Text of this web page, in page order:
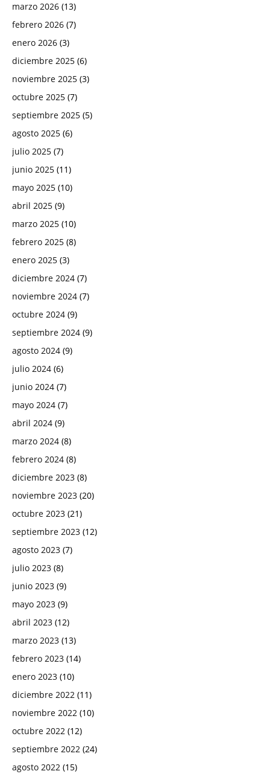
marzo 2026 (13)
febrero 2026 (7)
enero 2026 (3)
diciembre 2025 (6)
noviembre 2025 (3)
octubre 2025 (7)
septiembre 2025 (5)
agosto 2025 (6)
julio 2025 (7)
junio 2025 (11)
mayo 2025 (10)
abril 2025 (9)
marzo 2025 (10)
febrero 2025 (8)
enero 2025 (3)
diciembre 2024 (7)
noviembre 2024 (7)
octubre 2024 (9)
septiembre 2024 (9)
agosto 2024 (9)
julio 2024 (6)
junio 2024 (7)
mayo 2024 (7)
abril 2024 (9)
marzo 2024 (8)
febrero 2024 (8)
diciembre 2023 (8)
noviembre 2023 (20)
octubre 2023 (21)
septiembre 2023 (12)
agosto 2023 (7)
julio 2023 (8)
junio 2023 (9)
mayo 2023 (9)
abril 2023 (12)
marzo 2023 (13)
febrero 2023 (14)
enero 2023 (10)
diciembre 2022 (11)
noviembre 2022 (10)
octubre 2022 (12)
septiembre 2022 (24)
agosto 2022 (15)